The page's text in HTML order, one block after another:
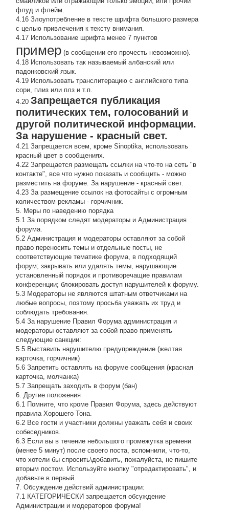
флуд и флейм.
4.16 Злоупотребление в тексте шрифта большого размера
с целью привлечения к тексту внимания.
4.17 Использование шрифта менее 7 пунктов
пример (в сообщении его прочесть невозможно).
4.18 Использовать так называемый албанский или
падонковский язык.
4.19 Использовать транслитерацию с английского типа
сори, плиз или плз и т.п.
4.20Запрещается публикация
политических тем, голосований и
другой политической информации.
За нарушение - красный свет.
4.21 Запрещается всем, кроме Sinoptika, использовать
красный цвет в сообщениях.
4.22 Запрещается размещать ссылки на что-то на сеть "в
контакте", все что нужно показать и сообщить - можно
разместить на форуме. За нарушение - красный свет.
4.23 За размещение ссылок на фотосайты с огромным
количеством рекламы - горчичник.
5. Меры по наведению порядка
5.1 За порядком следят модераторы и Администрация
форума.
5.2 Администрация и модераторы оставляют за собой
право переносить темы и отдельные посты, не
соответствующие тематике форума, в подходящий
форум; закрывать или удалять темы, нарушающие
установленный порядок и противоречащие правилам
конференции; блокировать доступ нарушителей к форуму.
5.3 Модераторы не являются штатным ответчиками на
любые вопросы, поэтому просьба уважать их труд и
соблюдать требования.
5.4 За нарушение Правил Форума администрация и
модераторы оставляют за собой право применять
следующие санкции:
5.5 Выставить нарушителю предупреждение (желтая
карточка, горчичник)
5.6 Запретить оставлять на форуме сообщения (красная
карточка, молчанка)
5.7 Запрещать заходить в форум (бан)
6. Другие положения
6.1 Помните, что кроме Правил Форума, здесь действуют
правила Хорошего Тона.
6.2 Все гости и участники должны уважать себя и своих
собеседников.
6.3 Если вы в течение небольшого промежутка времени
(менее 5 минут) после своего поста, вспомнили, что-то,
что хотели бы спросить\добавить, пожалуйста, не пишите
вторым постом. Используйте кнопку "отредактировать", и
добавьте в первый.
7. Обсуждение действий администрации:
7.1 КАТЕГОРИЧЕСКИ запрещается обсуждение
Администрации и модераторов форума!